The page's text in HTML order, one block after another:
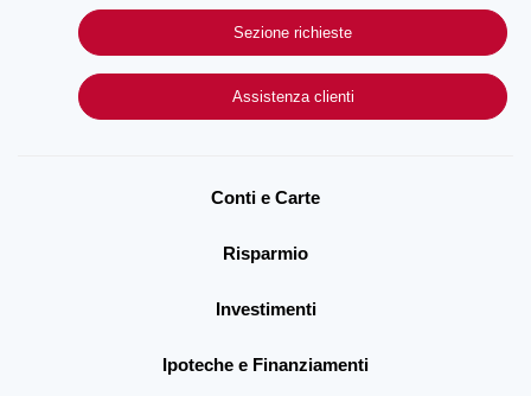
Sezione richieste
Assistenza clienti
Conti e Carte
Risparmio
Investimenti
Ipoteche e Finanziamenti